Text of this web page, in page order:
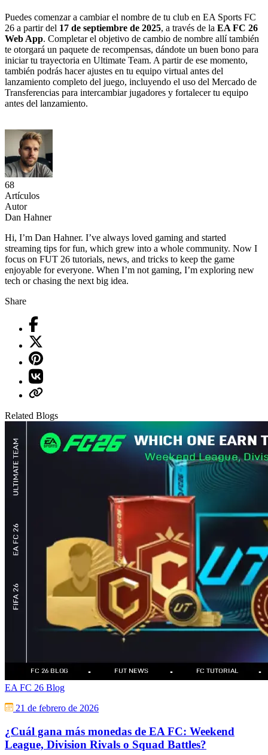
Puedes comenzar a cambiar el nombre de tu club en EA Sports FC
26 a partir del 17 de septiembre de 2025, a través de la EA FC 26
Web App. Completar el objetivo de cambio de nombre allí también
te otorgará un paquete de recompensas, dándote un buen bono para
iniciar tu trayectoria en Ultimate Team. A partir de ese momento,
también podrás hacer ajustes en tu equipo virtual antes del
lanzamiento completo del juego, incluyendo el uso del Mercado de
Transferencias para intercambiar jugadores y fortalecer tu equipo
antes del lanzamiento.
68
Artículos
Autor
Dan Hahner
Hi, I’m Dan Hahner. I’ve always loved gaming and started
streaming tips for fun, which grew into a whole community. Now I
focus on FUT 26 tutorials, news, and tricks to keep the game
enjoyable for everyone. When I’m not gaming, I’m exploring new
tech or chasing the next big idea.
Share
Related Blogs
EA FC 26 Blog
21 de febrero de 2026
¿Cuál gana más monedas de EA FC: Weekend
League, Division Rivals o Squad Battles?